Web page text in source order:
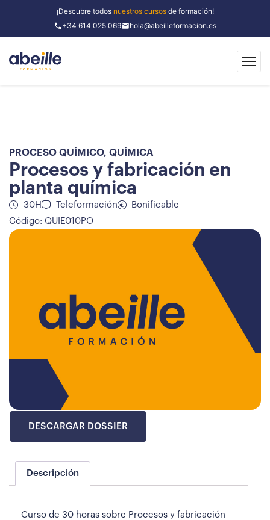
¡Descubre todos nuestros cursosde formación!
+34 614 025 069
hola@abeilleformacion.es
PROCESO QUÍMICO, QUÍMICA
Procesos y fabricación en
planta química
30H Teleformación
Bonificable
Código: QUIE010PO
DESCARGAR DOSSIER
Descripción
Curso de 30 horas sobre Procesos y fabricación